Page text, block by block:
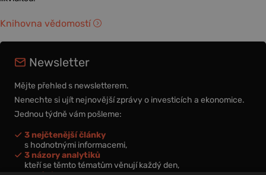
Knihovna vědomostí
Newsletter
Mějte přehled s newsletterem.
Nenechte si ujít nejnovější zprávy o investicích a ekonomice.
Jednou týdně vám pošleme:
3 nejčtenější články
s hodnotnými informacemi,
3 názory analytiků
kteří se těmto tématům věnují každý den,